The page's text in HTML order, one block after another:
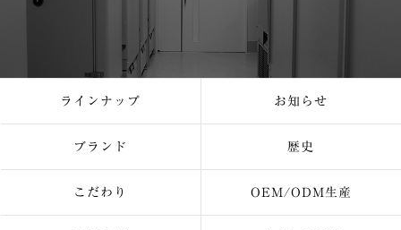
ラインナップ お知らせ
ブランド 歴史
こだわり OEM/ODM生産